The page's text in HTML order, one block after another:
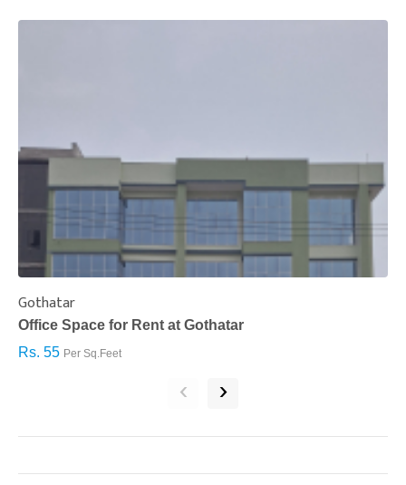
Gothatar
Office Space for Rent at Gothatar
Rs. 55 Per Sq.Feet
‹ ›